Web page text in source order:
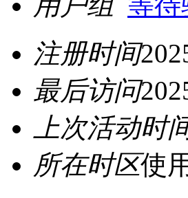
注册时间
最后访问
上次活动时
所在时区使